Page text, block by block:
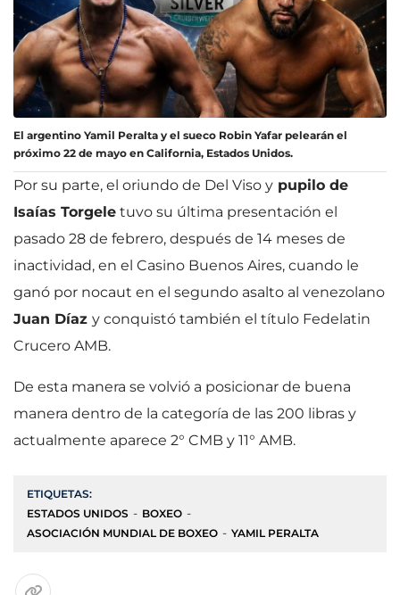
El argentino Yamil Peralta y el sueco Robin Yafar pelearán el
próximo 22 de mayo en California, Estados Unidos.
Por su parte, el oriundo de Del Viso y pupilo de
Isaías Torgele tuvo su última presentación el
pasado 28 de febrero, después de 14 meses de
inactividad, en el Casino Buenos Aires, cuando le
ganó por nocaut en el segundo asalto al venezolano
Juan Díaz y conquistó también el título Fedelatin
Crucero AMB.
De esta manera se volvió a posicionar de buena
manera dentro de la categoría de las 200 libras y
actualmente aparece 2° CMB y 11° AMB.
ETIQUETAS:
ESTADOS UNIDOS
BOXEO
ASOCIACIÓN MUNDIAL DE BOXEO
YAMIL PERALTA